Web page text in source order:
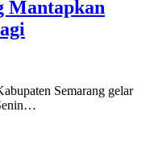
Mantapkan
Semarang gelar